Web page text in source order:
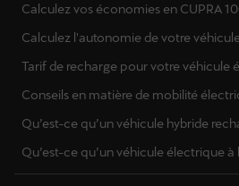
Calculez vos économies en CUPRA
Calculez l'autonomie de votre
Tarif de recharge pour votre véhicule
Conseils en matière de mobilité
Qu’est-ce qu’un véhicule hybride
Qu’est-ce qu’un véhicule électrique à